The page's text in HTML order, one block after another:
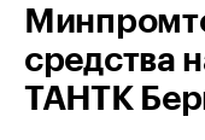
средства
ТАНТК